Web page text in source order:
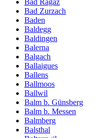
Bad Zurzach
Baden
Baldegg
Baldingen
Balerna
Balgach
Ballaigues
Ballens
Ballmoos
Ballwil
Balm b. Günsberg
Balm b. Messen
Balmberg
Balsthal